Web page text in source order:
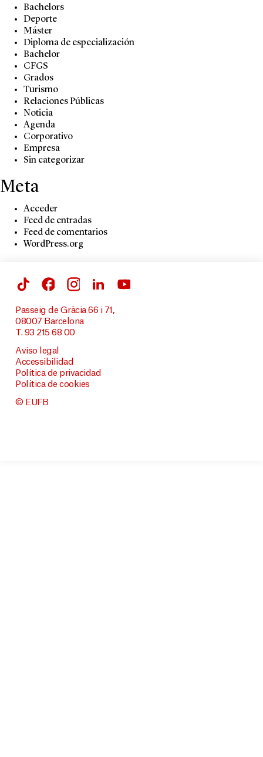
Bachelors
Deporte
Máster
Diploma de especialización
Bachelor
CFGS
Grados
Turismo
Relaciones Públicas
Noticia
Agenda
Corporativo
Empresa
Sin categorizar
Meta
Acceder
Feed de entradas
Feed de comentarios
WordPress.org
Passeig de Gràcia 66 i 71,
08007 Barcelona
T. 93 215 68 00
Aviso legal
Accessibilidad
Política de privacidad
Política de cookies
© EUFB